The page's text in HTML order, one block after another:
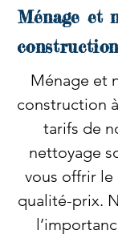
Ménage et
Ménage et
construction
tarifs de
nettoyage
vous offrir
qualité-prix.